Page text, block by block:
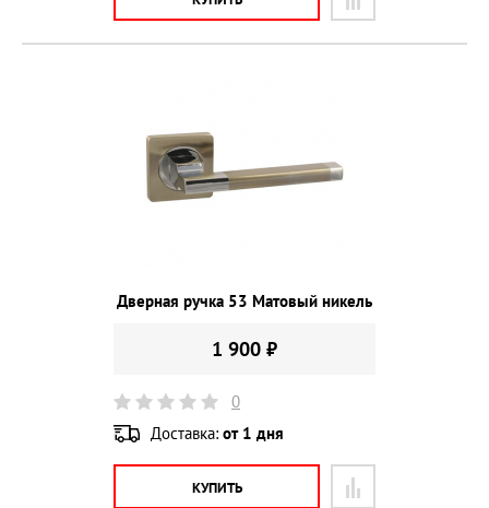
Дверная ручка 53 Матовый никель
1 900 ₽
0
Доставка: от 1 дня
КУПИТЬ